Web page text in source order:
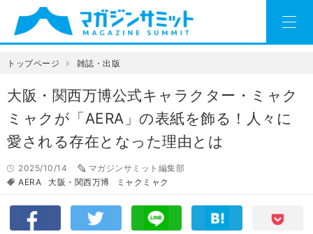
トップページ 雑誌・出版
大阪・関西万博公式キャラクター・ミャク
ミャクが「AERA」の表紙を飾る！人々に
愛される存在となった理由とは
2025/10/14
マガジンサミット編集部
AERA
大阪・関西万博 ミャクミャク